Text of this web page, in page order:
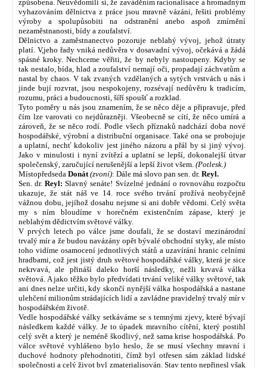
způsobena. Neuvědomili si, že zaváděním racionalisace a hromadným
vyhazováním dělnictva z práce jsou mravně vázáni, řešiti problémy
výroby a spolupůsobiti na odstranění anebo aspoň zmírnění
nezaměstnanosti, bídy a zoufalství.
Dělnictvo a zaměstnanectvo pozoruje neblahý vývoj, jehož útraty
platí. V,jeho řady vniká nedůvěra v dosavadní vývoj, očekává a žádá
spásné kroky. Nechceme věřiti, že by nebyly nastoupeny. Kdyby se
tak nestalo, bída, hlad a zoufalství nemají oči, propadají záchvatům a
nastal by chaos. V tak zvaných vzdělaných a sytých vrstvách u nás i
jinde bují rozvrat, jsou nespokojeny, rozsévají nedůvěru k tradicím,
rozumu, práci a budoucnosti, šíří spoušť a rozklad.
Tyto poměry u nás jsou znamením, že se něco děje a připravuje, před
čím lze varovati co nejdůrazněji. Všeobecně se cítí, že něco umírá a
zároveň, že se něco rodí. Podle všech příznaků nadchází doba nové
hospodářské, výrobní a distribuční organisace. Také ona se probojuje
a uplatní, nechť kdokoliv jest jiného názoru a přál by si jiný vývoj.
Jako v minulosti i nyní zvítězí a uplatní se lepší, dokonalejší útvar
společenský, zaručující nerušenější a lepší život všem. (Potlesk.)
Místopředseda Donát (zvoní): Dále má slovo pan sen. dr. Reyl.
Sen. dr. Reyl: Slavný senáte! Svízelné jednání o rovnováhu rozpočtu
ukazuje, že stát náš ve 14. roce svého trvání prožívá neobyčejně
vážnou dobu, jejíhož dosahu nejsme si ani dobře vědomi. Celý světa
my s ním bloudíme v horečném existenčním zápase, který je
neblahým dědictvím světové války.
V prvých letech po válce jsme doufali, že se dostaví mezinárodní
trvalý mír a že budou navázány opět bývalé obchodní styky, ale místo
toho vidíme osamocení jednotlivých států a uzavírání hranic celními
hradbami, což jest jistý druh světové hospodářské války, která je sice
nekrvavá, ale přináší daleko horší následky, nežli krvavá válka
světová. A jako těžko bylo předvídati trvání veliké války světové, tak
ani dnes nelze určiti, kdy skončí nynější válka hospodářská a nastane
ulehčení milionům strádajících lidí a zavládne pravidelný trvalý mír v
hospodářském životě.
Vedle hospodářské války setkáváme se s temnými zjevy, které bývají
následkem každé války. Je to úpadek mravního cítění, který postihl
celý svět a který je neméně škodlivý, než sama krise hospodářská. Po
válce světové vyhlášeno bylo heslo, že se musí všechny mravní i
duchové hodnoty přehodnotiti, čímž byl otřesen sám základ lidské
společnosti a celý život byl zmaterialisován. Stav tento nepřinesl však